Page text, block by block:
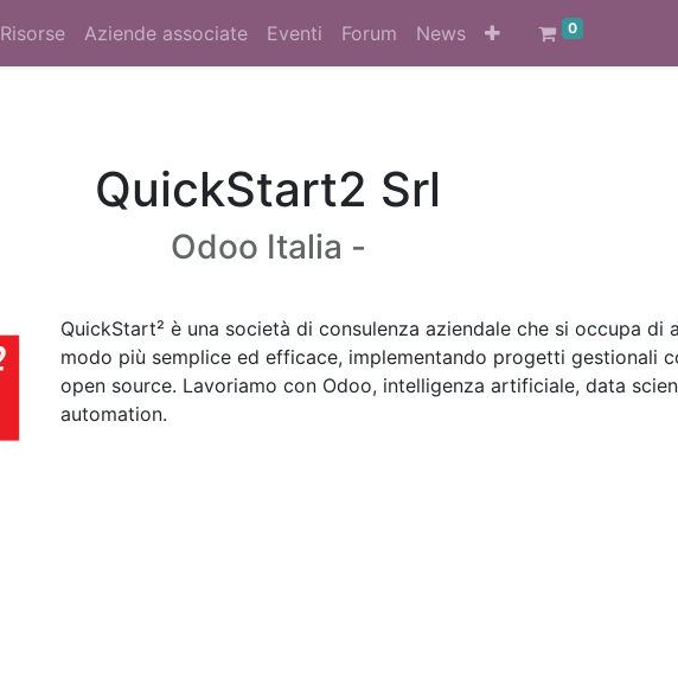
Risorse Aziende associate Eventi Forum News 0
QuickStart2 Srl
Odoo Italia -
QuickStart² è una società di consulenza aziendale che si occupa di
modo più semplice ed efficace, implementando progetti gestionali
open source. Lavoriamo con Odoo, intelligenza artificiale, data
automation.